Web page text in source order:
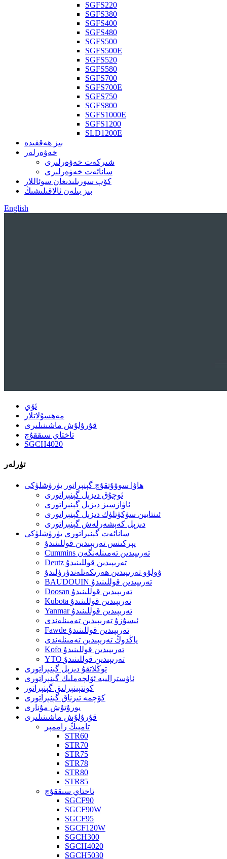
SGFS220
SGFS380
SGFS400
SGFS480
SGFS500
SGFS500E
SGFS520
SGFS580
SGFS700
SGFS700E
SGFS750
SGFS800
SGFS1000E
SGFS1200
SLD1200E
بىز ھەققىدە
خەۋەرلەر
شىركەت خەۋەرلىرى
سانائەت خەۋەرلىرى
كۆپ سورىلىدىغان سوئاللار
بىز بىلەن ئالاقىلىشىڭ
English
ئۆي
مەھسۇلاتلار
قۇرۇلۇش ماشىنىلىرى
تاختاي سىققۇچ
SGCH4020
تۈرلەر
ھاۋا سوۋۇتقۇچ گېنېراتور يۈرۈشلۈكى
ئوچۇق دىزېل گېنېراتورى
ئاۋازسىز دىزېل گېنېراتورى
ئىنتايىن سۈكۈتلۈك دىزېل گېنېراتورى
دىزېل كەپشەرلەش گېنېراتورى
سانائەت گېنېراتورى يۈرۈشلۈكى
پېركىنس تەرىپىدىن قوللىنىدۇ
Cummins تەرىپىدىن تەمىنلەنگەن
Deutz تەرىپىدىن قوللىنىدۇ
ۋولۋو تەرىپىدىن ھەرىكەتلەندۈرۈلىدۇ
BAUDOUIN تەرىپىدىن قوللىنىدۇ
Doosan تەرىپىدىن قوللىنىدۇ
Kubota تەرىپىدىن قوللىنىدۇ
Yanmar تەرىپىدىن قوللىنىدۇ
ئىسۇزۇ تەرىپىدىن تەمىنلەندى
Fawde تەرىپىدىن قوللىنىدۇ
ياڭدوڭ تەرىپىدىن تەمىنلەندى
Kofo تەرىپىدىن قوللىنىدۇ
YTO تەرىپىدىن قوللىنىدۇ
توڭلاتقۇ دىزېل گېنېراتورى
ئاۋسترالىيە ئۆلچەملىك گېنېراتورى
كونتېينېرلىق گېنېراتور
كۆچمە تىرناق گېنېراتورى
يورۇتۇش مۇنارى
قۇرۇلۇش ماشىنىلىرى
تامپىڭ راممېر
STR60
STR70
STR75
STR78
STR80
STR85
تاختاي سىققۇچ
SGCF90
SGCF90W
SGCF95
SGCF120W
SGCH300
SGCH4020
SGCH5030